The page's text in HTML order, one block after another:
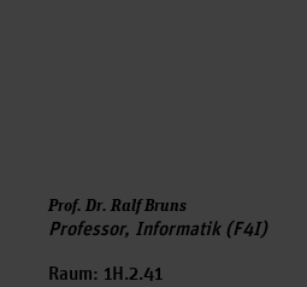
Prof. Dr. Ralf Bruns
Professor, Informatik (F4I)
Raum: 1H.2.41